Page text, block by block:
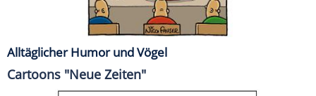
Alltäglicher Humor und Vögel
Cartoons "Neue Zeiten"